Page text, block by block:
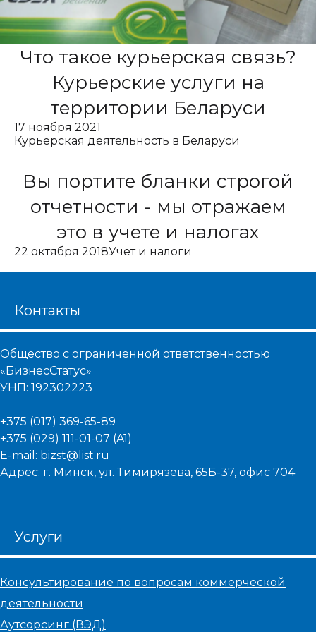
Что такое курьерская связь?
Курьерские услуги на
территории Беларуси
17 ноября 2021
Курьерская деятельность в Беларуси
Вы портите бланки строгой
отчетности - мы отражаем
это в учете и налогах
22 октября 2018Учет и налоги
Контакты
Общество с ограниченной ответственностью
«БизнесСтатус»
УНП: 192302223
+375 (017) 369-65-89
+375 (029) 111-01-07 (A1)
E-mail: bizst@list.ru
Адрес: г. Минск, ул. Тимирязева, 65Б-37, офис 704
Услуги
Консультирование по вопросам коммерческой
деятельности
Аутсорсинг (ВЭД)